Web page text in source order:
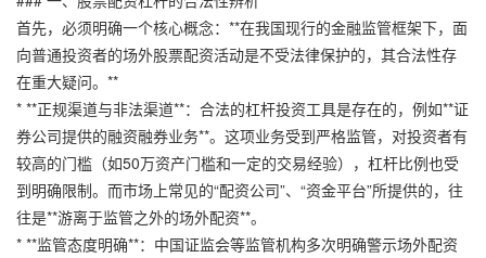
首先，必须明确一个核心概念：**在我国现行的金融监管框架下，面
向普通投资者的场外股票配资活动是不受法律保护的，其合法性存
在重大疑问。**
* **正规渠道与非法渠道**：合法的杠杆投资工具是存在的，例如**证
券公司提供的融资融券业务**。这项业务受到严格监管，对投资者有
较高的门槛（如50万资产门槛和一定的交易经验），杠杆比例也受
到明确限制。而市场上常见的“配资公司”、“资金平台”所提供的，往
往是**游离于监管之外的场外配资**。
* **监管态度明确**：中国证监会等监管机构多次明确警示场外配资